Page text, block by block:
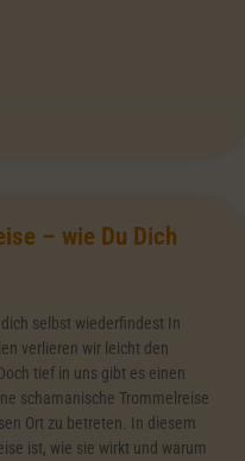
– wie Du Dich
selbst wiederfindest In
verlieren wir leicht den
tief in uns gibt es einen
schamanische Trommelreise
Ort zu betreten. In diesem
ist, wie sie wirkt und warum